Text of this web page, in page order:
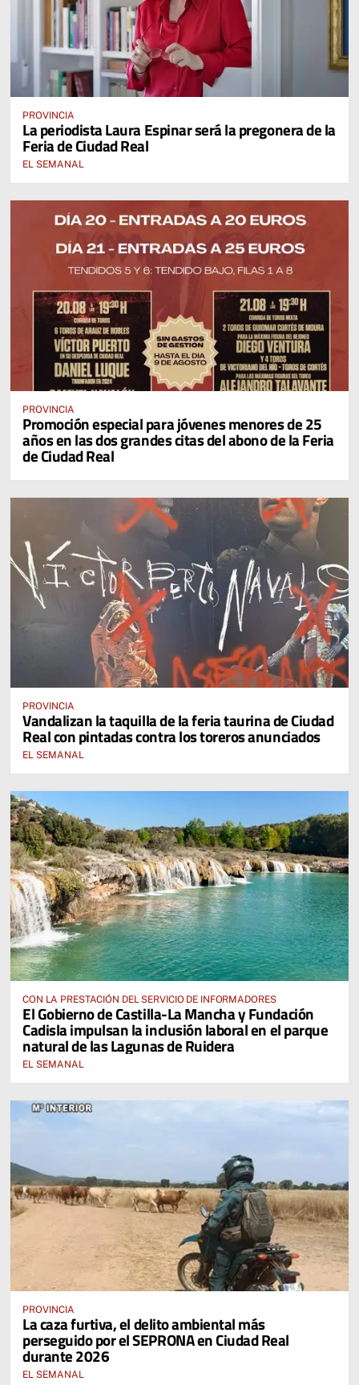
PROVINCIA
La periodista Laura Espinar será la pregonera de la
Feria de Ciudad Real
EL SEMANAL
PROVINCIA
Promoción especial para jóvenes menores de 25
años en las dos grandes citas del abono de la Feria
de Ciudad Real
PROVINCIA
Vandalizan la taquilla de la feria taurina de Ciudad
Real con pintadas contra los toreros anunciados
EL SEMANAL
CON LA PRESTACIÓN DEL SERVICIO DE INFORMADORES
El Gobierno de Castilla-La Mancha y Fundación
Cadisla impulsan la inclusión laboral en el parque
natural de las Lagunas de Ruidera
EL SEMANAL
PROVINCIA
La caza furtiva, el delito ambiental más
perseguido por el SEPRONA en Ciudad Real
durante 2026
EL SEMANAL